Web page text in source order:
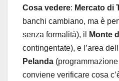
Cosa vedere: Mercato di
banchi cambiano, ma è
senza formalità), il
Monte
contingentate), e l’area
Pelanda
conviene verificare cosa